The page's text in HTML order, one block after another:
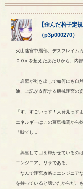
【歪んだ杓子定規
（p3p000270）
火山迷宮中層部。デスフレイム
００mを超えたあたりから、内
岩壁が剥き出しで如何にも自
油、上記が支配する機械迷宮の
「す、すごいっす！大発見っす
エネルギーはこの蒸気機関から
「嘘でしょ」
興奮して目を輝かせているの
エンジニア、リサである。
なんで迷宮攻略にエンジニア
を持っていると聴いたからだ。